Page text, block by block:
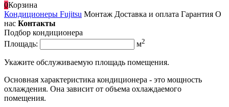
0Корзина
Кондиционеры Fujitsu Монтаж Доставка и оплата Гарантия О
нас Контакты
Подбор кондиционера
Площадь:
м2
Укажите обслуживаемую площадь помещения.
Основная характеристика кондиционера - это мощность
охлаждения. Она зависит от объема охлаждаемого
помещения.